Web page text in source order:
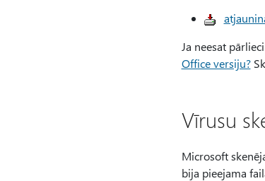
Ja neesat
Office versiju?
Vīrusu
Microsoft
bija pieejama